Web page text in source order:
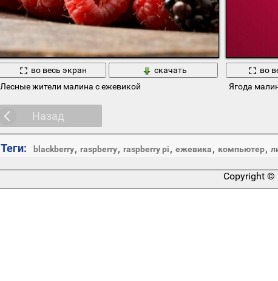
во весь экран
скачать
Лесные жители малина с ежевикой
во
Ягода
Назад
Теги: blackberry, raspberry, raspberry pi, ежевика, компьютер,
Copyright ©